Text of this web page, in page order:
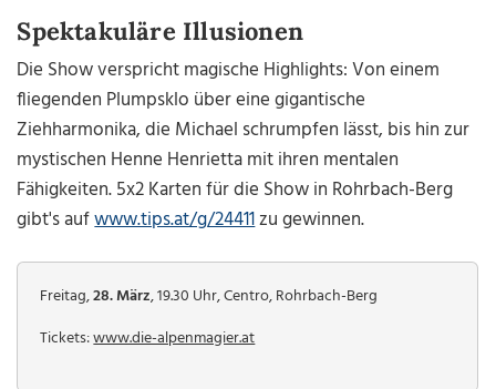
Spektakuläre Illusionen
Die Show verspricht magische Highlights: Von einem
fliegenden Plumpsklo über eine gigantische
Ziehharmonika, die Michael schrumpfen lässt, bis hin zur
mystischen Henne Henrietta mit ihren mentalen
Fähigkeiten. 5x2 Karten für die Show in Rohrbach-Berg
gibt's aufwww.tips.at/g/24411zu gewinnen.
Freitag,28. März, 19.30 Uhr, Centro, Rohrbach-Berg
Tickets:www.die-alpenmagier.at